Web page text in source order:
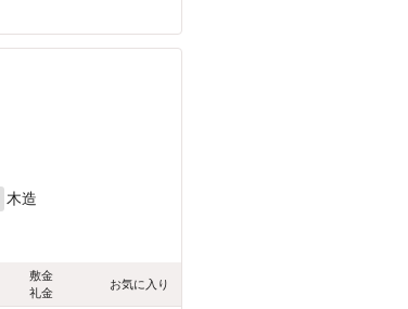
木造
敷金
礼金
お気に入り